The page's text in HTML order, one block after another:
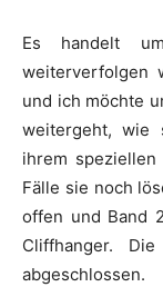
Es handelt
weiterverfolgen
und ich möchte
weitergeht, wie
ihrem
Fälle sie noch
offen und Band
Cliffhanger.
abgeschlossen.